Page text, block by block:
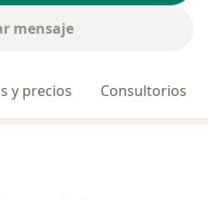
mensaje
y precios Consultorios